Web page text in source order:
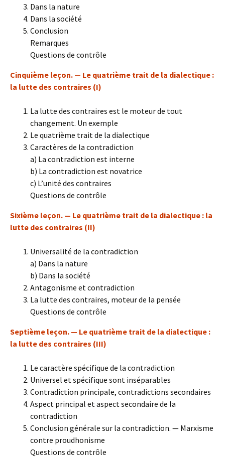
Dans la nature
Dans la société
Conclusion
Remarques
Questions de contrôle
Cinquième leçon. — Le quatrième trait de la dialectique :
la lutte des contraires (I)
La lutte des contraires est le moteur de tout
changement. Un exemple
Le quatrième trait de la dialectique
Caractères de la contradiction
a) La contradiction est interne
b) La contradiction est novatrice
c) L’unité des contraires
Questions de contrôle
Sixième leçon. — Le quatrième trait de la dialectique : la
lutte des contraires (II)
Universalité de la contradiction
a) Dans la nature
b) Dans la société
Antagonisme et contradiction
La lutte des contraires, moteur de la pensée
Questions de contrôle
Septième leçon. — Le quatrième trait de la dialectique :
la lutte des contraires (III)
Le caractère spécifique de la contradiction
Universel et spécifique sont inséparables
Contradiction principale, contradictions secondaires
Aspect principal et aspect secondaire de la
contradiction
Conclusion générale sur la contradiction. — Marxisme
contre proudhonisme
Questions de contrôle